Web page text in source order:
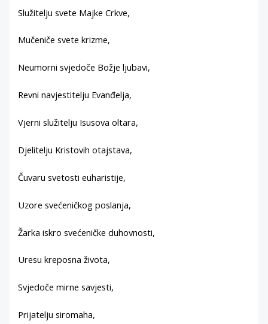
Služitelju svete Majke Crkve,
Mučeniče svete krizme,
Neumorni svjedoče Božje ljubavi,
Revni navjestitelju Evanđelja,
Vjerni služitelju Isusova oltara,
Djelitelju Kristovih otajstava,
Čuvaru svetosti euharistije,
Uzore svećeničkog poslanja,
Žarka iskro svećeničke duhovnosti,
Uresu kreposna života,
Svjedoče mirne savjesti,
Prijatelju siromaha,